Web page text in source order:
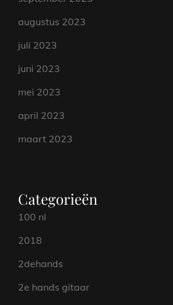
augustus 2023
juli 2023
juni 2023
mei 2023
april 2023
maart 2023
Categorieën
100 nl
2018
2dehands
2e hands gitaar